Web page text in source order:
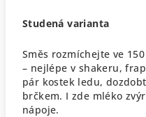
Studená varianta
Směs rozmíchejte ve
– nejlépe v shakeru,
pár kostek ledu,
brčkem. I zde mléko
nápoje.